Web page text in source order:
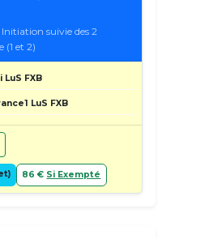
Initiation suivie des 2
(1 et 2)
LuS FXB
LuS FXB
86 € Si Exempté